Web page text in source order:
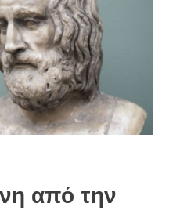
από την